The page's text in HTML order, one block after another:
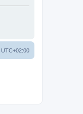
UTC+02:00